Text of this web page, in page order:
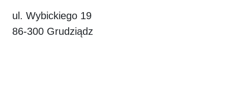
ul. Wybickiego 19
86-300 Grudziądz